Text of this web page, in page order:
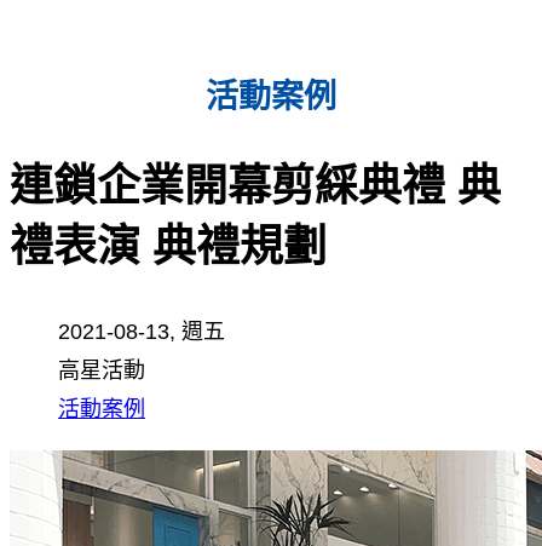
活動案例
連鎖企業開幕剪綵典禮 典
禮表演 典禮規劃
2021-08-13, 週五
高星活動
活動案例